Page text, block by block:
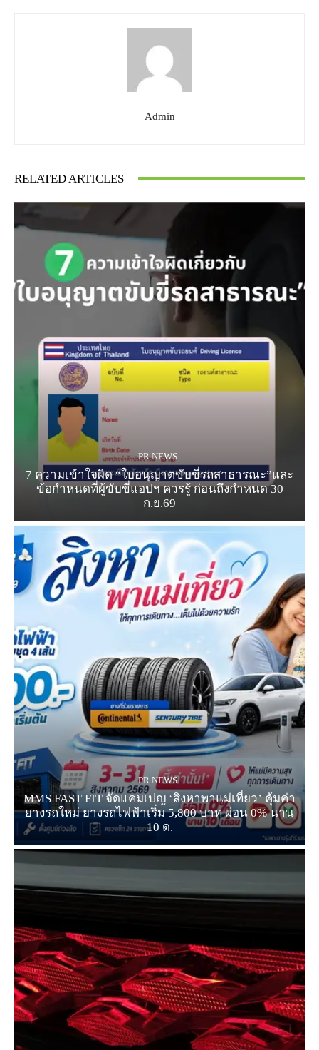
Admin
RELATED ARTICLES
PR NEWS
7 ความเข้าใจผิด “ใบอนุญาตขับขี่รถสาธารณะ”และ
ข้อกำหนดที่ผู้ขับขี่แอปฯ ควรรู้ ก่อนถึงกำหนด 30
ก.ย.69
PR NEWS
MMS FAST FIT จัดแคมเปญ ‘สิงหาพาแม่เที่ยว’ คุ้มค่า
ยางรถใหม่ ยางรถไฟฟ้าเริ่ม 5,800 บาท ผ่อน 0% นาน
10 ด.